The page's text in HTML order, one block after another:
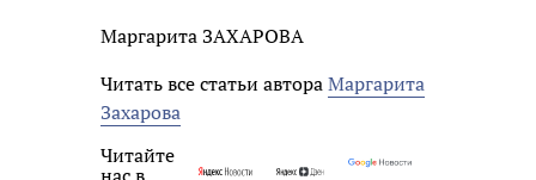
Маргарита ЗАХАРОВА
Читать все статьи автораМаргарита
Захарова
Читайте